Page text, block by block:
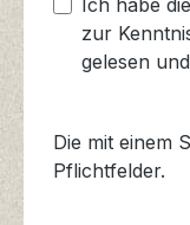
Ich habe die
zur
gelesen
Die mit einem
Pflichtfelder.